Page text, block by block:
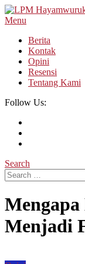
Skip
To
Menu
Berita
Kontak
Opini
Resensi
Tentang Kami
Follow Us:
Search
Search
for:
Menjadi